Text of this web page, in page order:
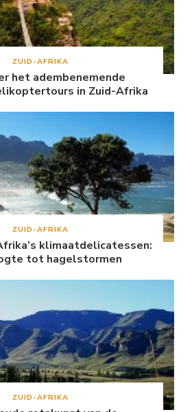
ZUID-AFRIKA
het adembenemende
in Zuid-Afrika
ZUID-AFRIKA
klimaatdelicatessen:
tot hagelstormen
ZUID-AFRIKA